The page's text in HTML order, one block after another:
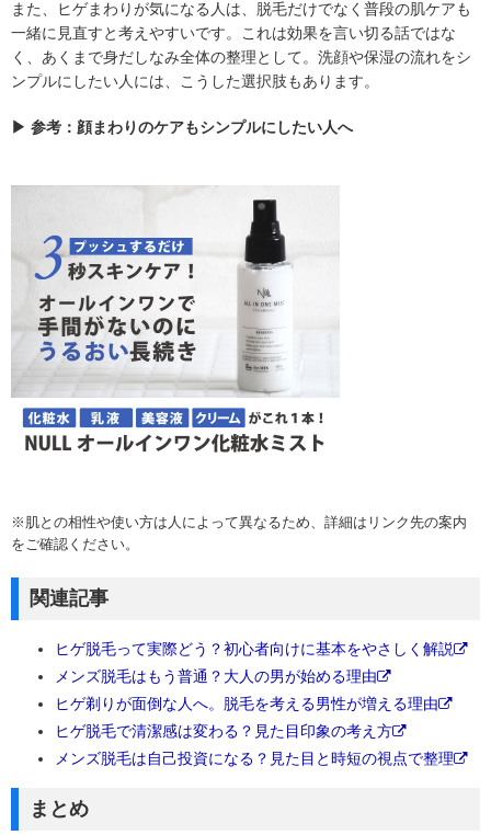
また、ヒゲまわりが気になる人は、脱毛だけでなく普段の肌ケアも
一緒に見直すと考えやすいです。これは効果を言い切る話ではな
く、あくまで身だしなみ全体の整理として。洗顔や保湿の流れをシ
ンプルにしたい人には、こうした選択肢もあります。
▶ 参考：顔まわりのケアもシンプルにしたい人へ
※肌との相性や使い方は人によって異なるため、詳細はリンク先の案内
をご確認ください。
関連記事
ヒゲ脱毛って実際どう？初心者向けに基本をやさしく解説
メンズ脱毛はもう普通？大人の男が始める理由
ヒゲ剃りが面倒な人へ。脱毛を考える男性が増える理由
ヒゲ脱毛で清潔感は変わる？見た目印象の考え方
メンズ脱毛は自己投資になる？見た目と時短の視点で整理
まとめ